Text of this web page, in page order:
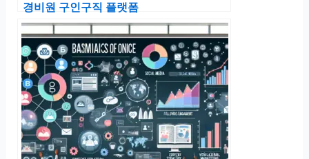
경비원 구인구직 플랫폼